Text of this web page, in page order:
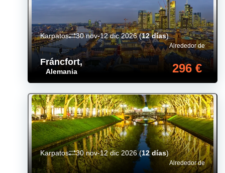
Fráncfort,
Alemania
Alrededor de
296 €
Karpatos 30 nov-12 dic 2026(12 días)
Alrededor de
Karpatos 30 nov-12 dic 2026(12 días)